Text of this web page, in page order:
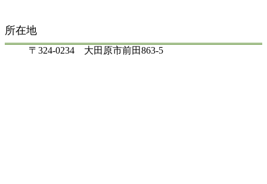
所在地
〒324-0234 大田原市前田863-5